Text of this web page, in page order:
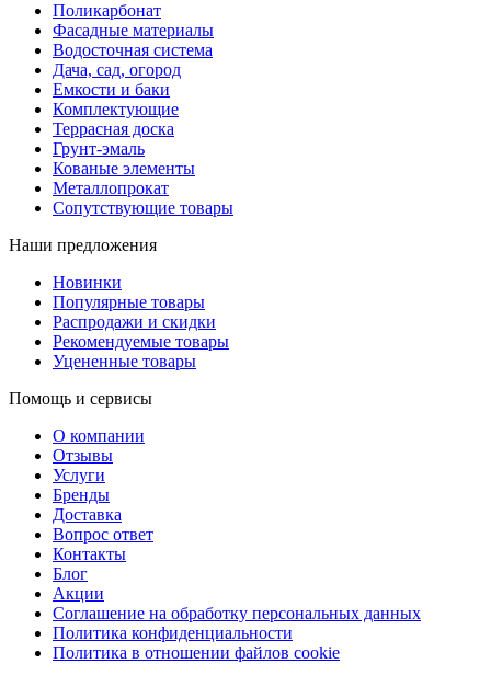
Поликарбонат
Фасадные материалы
Водосточная система
Дача, сад, огород
Емкости и баки
Комплектующие
Террасная доска
Грунт-эмаль
Кованые элементы
Металлопрокат
Сопутствующие товары
Наши предложения
Новинки
Популярные товары
Распродажи и скидки
Рекомендуемые товары
Уцененные товары
Помощь и сервисы
О компании
Отзывы
Услуги
Бренды
Доставка
Вопрос ответ
Контакты
Блог
Акции
Соглашение на обработку персональных данных
Политика конфиденциальности
Политика в отношении файлов cookie